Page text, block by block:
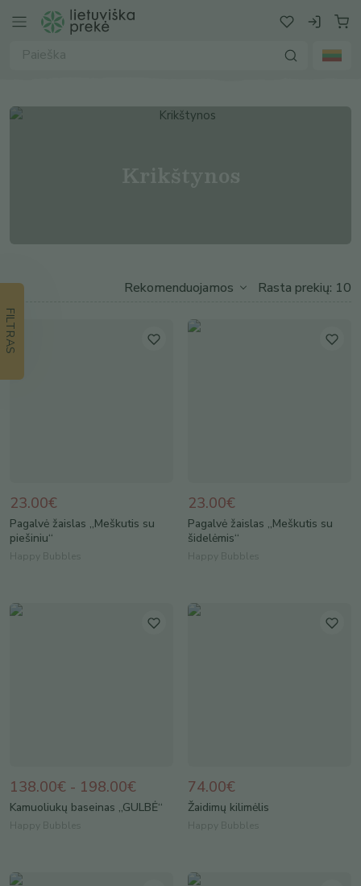
FILTRAS
Rasta prekių: 10
23.00€
Pagalvė žaislas „Meškutis su
piešiniu“
Happy Bubbles
23.00€
Pagalvė žaislas „Meškutis su
šidelėmis“
Happy Bubbles
138.00€ - 198.00€
Kamuoliukų baseinas „GULBĖ“
Happy Bubbles
74.00€
Žaidimų kilimėlis
Happy Bubbles